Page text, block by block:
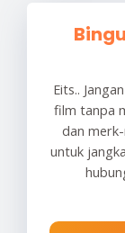
Eits..
film tanpa
dan
untuk